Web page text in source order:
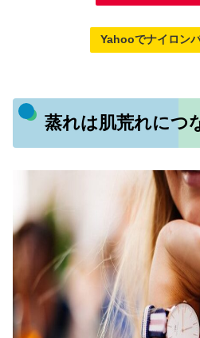
Yahooでナイロン
蒸れは肌荒れにつ